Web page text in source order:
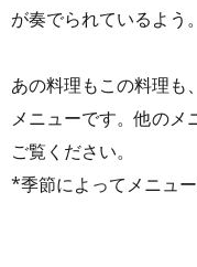
が奏でられているよう。
あの料理もこの料理も
メニューです。他のメ
ご覧ください。
*季節によってメニュ